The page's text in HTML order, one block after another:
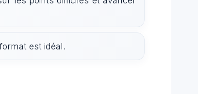
est idéal.